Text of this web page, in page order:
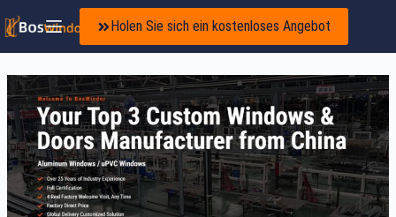
Holen Sie sich ein kostenloses Angebot